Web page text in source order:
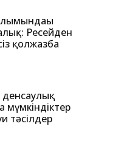
Ресейден
қолжазба
мүмкіндіктер
тәсілдер